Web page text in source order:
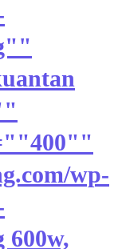
wp-
600w,